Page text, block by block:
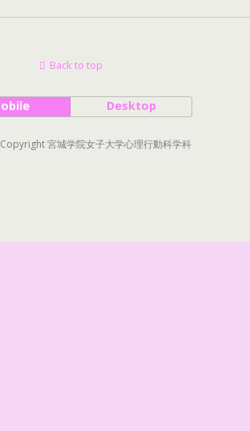
Back to top
Desktop
宮城学院女子大学心理行動科学科